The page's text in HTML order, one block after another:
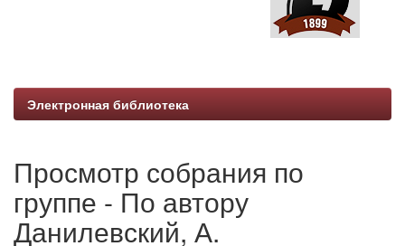
Электронная библиотека
Просмотр собрания по
группе - По автору
Данилевский, А.